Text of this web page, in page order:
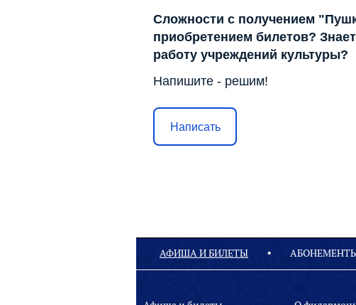
Сложности с получением
приобретением билетов?
работу учреждений культуры?
Напишите - решим!
Написать
АФИША И БИЛЕТЫ